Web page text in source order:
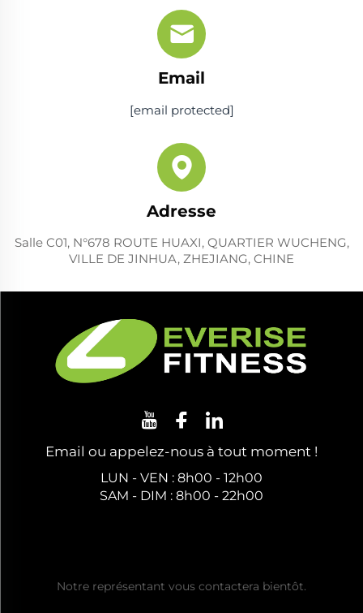
Email
[email protected]
Adresse
Salle C01, N°678 ROUTE HUAXI, QUARTIER WUCHENG,
VILLE DE JINHUA, ZHEJIANG, CHINE
Email ou appelez-nous à tout moment !
LUN - VEN : 8h00 - 12h00
SAM - DIM : 8h00 - 22h00
Notre représentant vous contactera bientôt.